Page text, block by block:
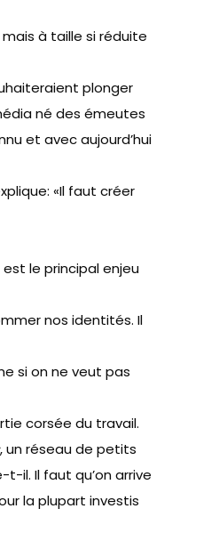
à taille si réduite
plonger
né des émeutes
et avec aujourd’hui
«Il faut créer
le principal enjeu
nos identités. Il
si on ne veut pas
corsée du travail.
, un réseau de petits
il. Il faut qu’on arrive
la plupart investis